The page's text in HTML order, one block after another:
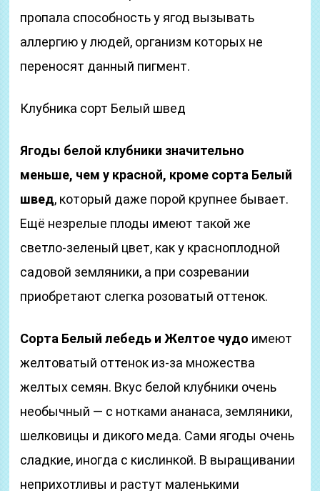
пропала способность у ягод вызывать
аллергию у людей, организм которых не
переносят данный пигмент.
Клубника сорт Белый швед
Ягоды белой клубники значительно
меньше, чем у красной, кроме сорта Белый
швед, который даже порой крупнее бывает.
Ещё незрелые плоды имеют такой же
светло-зеленый цвет, как у красноплодной
садовой земляники, а при созревании
приобретают слегка розоватый оттенок.
Сорта Белый лебедь и Желтое чудо имеют
желтоватый оттенок из-за множества
желтых семян. Вкус белой клубники очень
необычный — с нотками ананаса, земляники,
шелковицы и дикого меда. Сами ягоды очень
сладкие, иногда с кислинкой. В выращивании
неприхотливы и растут маленькими